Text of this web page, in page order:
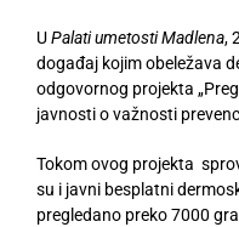
UPalati umetosti Madlena,
događaj kojim obeležava
odgovornog projekta
javnosti o važnosti
Tokom ovog projekta
su i javni besplatni
pregledano preko 7000